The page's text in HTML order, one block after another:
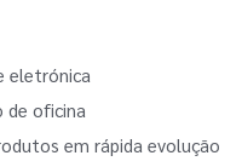
eletrónica
de oficina
em rápida evolução